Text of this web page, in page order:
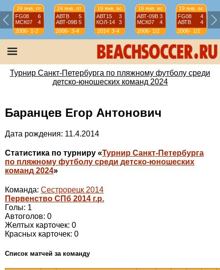
24 янв, пт
FG08
6
МСК07
4
2006-
07
1-2
24 янв, пт
АВТВ
5
АВТ-09B 5
2006-
07
3-4
19 янв, вс
АВТ15
3
КОЛ-14
3
2014 3-4
19 янв, вс
АВТ-09B 3
МСК07
4
2006-
07
1/2
19 янв, вс
FG08
4
АВТВ
4
2006-
07
1/2
Турнир Санкт-Петербурга по пляжному футболу среди
детско-юношеских команд 2024
Баранцев Егор Антонович
Дата рождения: 11.4.2014
Статистика по турниру «Турнир Санкт-Петербурга
по пляжному футболу среди детско-юношеских
команд 2024»
Команда: Сестрорецк 2014
Первенство СПб 2014 г.р.
Голы: 1
Автоголов: 0
Желтых карточек: 0
Красных карточек: 0
Cписок матчей за команду